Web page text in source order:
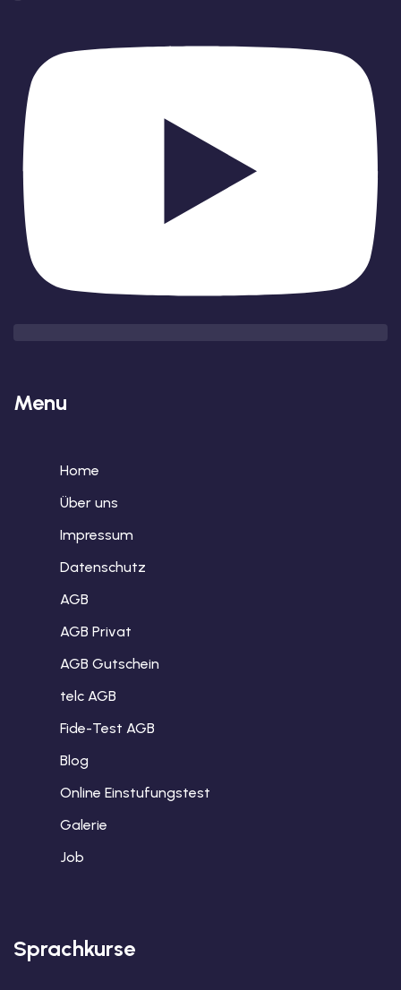
Menu
Home
Über uns
Impressum
Datenschutz
AGB
AGB Privat
AGB Gutschein
telc AGB
Fide-Test AGB
Blog
Online Einstufungstest
Galerie
Job
Sprachkurse